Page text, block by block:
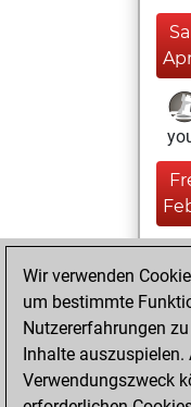
=0
Wir verwenden
um bestimmte
Nutzererfahrungen
Inhalte
Verwendungszweck